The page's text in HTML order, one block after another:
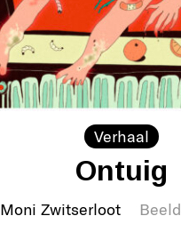
Verhaal
Ontuig
Moni Zwitserloot Beeld